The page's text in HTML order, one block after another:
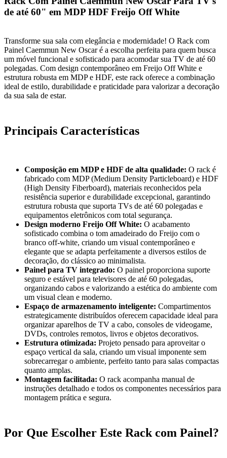
de até 60" em MDP HDF Freijo Off White
Transforme sua sala com elegância e modernidade! O Rack com
Painel Caemmun New Oscar é a escolha perfeita para quem busca
um móvel funcional e sofisticado para acomodar sua TV de até 60
polegadas. Com design contemporâneo em Freijo Off White e
estrutura robusta em MDP e HDF, este rack oferece a combinação
ideal de estilo, durabilidade e praticidade para valorizar a decoração
da sua sala de estar.
Principais Características
Composição em MDP e HDF de alta qualidade: O rack é
fabricado com MDP (Medium Density Particleboard) e HDF
(High Density Fiberboard), materiais reconhecidos pela
resistência superior e durabilidade excepcional, garantindo
estrutura robusta que suporta TVs de até 60 polegadas e
equipamentos eletrônicos com total segurança.
Design moderno Freijo Off White: O acabamento
sofisticado combina o tom amadeirado do Freijo com o
branco off-white, criando um visual contemporâneo e
elegante que se adapta perfeitamente a diversos estilos de
decoração, do clássico ao minimalista.
Painel para TV integrado: O painel proporciona suporte
seguro e estável para televisores de até 60 polegadas,
organizando cabos e valorizando a estética do ambiente com
um visual clean e moderno.
Espaço de armazenamento inteligente: Compartimentos
estrategicamente distribuídos oferecem capacidade ideal para
organizar aparelhos de TV a cabo, consoles de videogame,
DVDs, controles remotos, livros e objetos decorativos.
Estrutura otimizada: Projeto pensado para aproveitar o
espaço vertical da sala, criando um visual imponente sem
sobrecarregar o ambiente, perfeito tanto para salas compactas
quanto amplas.
Montagem facilitada: O rack acompanha manual de
instruções detalhado e todos os componentes necessários para
montagem prática e segura.
Por Que Escolher Este Rack com Painel?